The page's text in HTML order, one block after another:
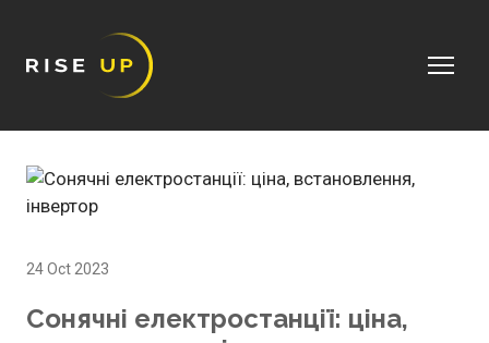
24 Oct 2023
Сонячні електростанції: ціна,